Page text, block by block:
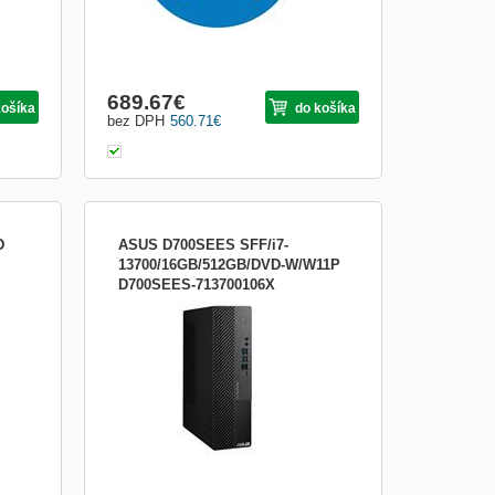
560.71€
bez DPH
689.67€ do košíka
ASUS D700SEES SFF/i7-
13700/16GB/512GB/DVD-W/W11P
D700SEES-713700106X
Provedení: SFF (9l) Operační systém:
Windows 11 Pro Procesor: Intel® Core™
i7-13700 Processor 2.1GHz (30M Cache,
up to 5.2GHz, 16 cores) Paměť: 16GB
DDR4 U-DIMM Počet slotů: 4 sloty DDR4
UDIMM s podporou dvou kanálů ...